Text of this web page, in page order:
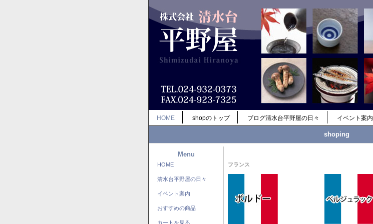
HOME shopのトップ ブログ清水台平野屋の日々 イベント案内
shoping
Menu
HOME
清水台平野屋の日々
イベント案内
おすすめの商品
カートを見る
フランス